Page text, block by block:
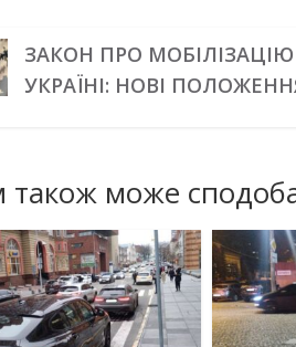
ЗАКОН ПРО
УКРАЇНІ: НОВІ
також може